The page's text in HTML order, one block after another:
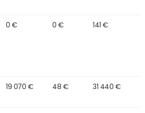
0 € 0 € 141 €
19 070 € 48 € 31 440 €